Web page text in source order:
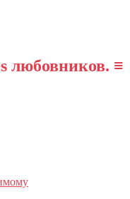
любовников. ≡